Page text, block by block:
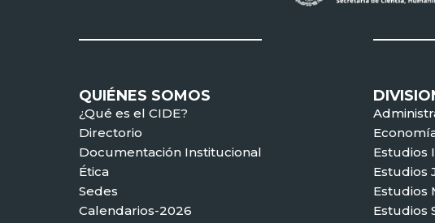
QUIÉNES SOMOS
¿Qué es el CIDE?
Directorio
Documentación Institucional
Ética
Sedes
Calendarios-2026
Estudios
Estudios
Estudios
Estudios